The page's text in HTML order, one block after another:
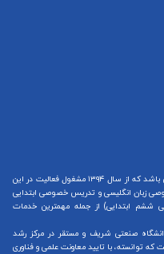
می باشد که از سال ۱۳۹۴ مشغول فعالیت در این
زبان انگلیسیو تدریس خصوصی ابتدایی
ششم ابتدایی) از جمله مهمترین خدمات
صنعتی شریف و مستقر در مرکز رشد
توانسته، با تایید معاونت علمی و فناوری